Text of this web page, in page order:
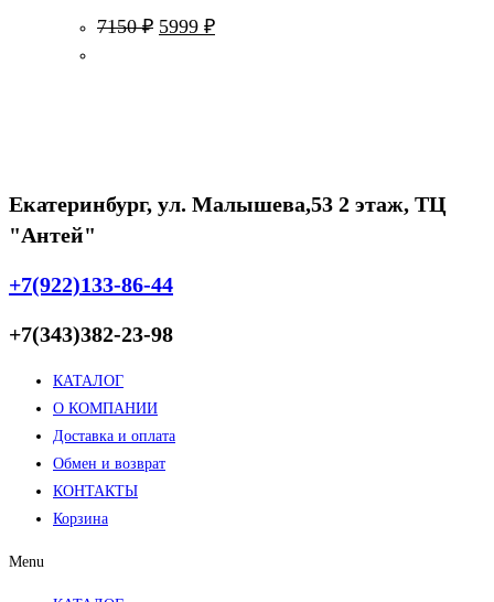
7150₽ Первоначальная
цена
5999 ₽Текущая
цена:
Екатеринбург, ул. Малышева,53 2 этаж, ТЦ
"Антей"
+7(922)133-86-44
+7(343)382-23-98
КАТАЛОГ
О КОМПАНИИ
Доставка и оплата
Обмен и возврат
КОНТАКТЫ
Корзина
Menu